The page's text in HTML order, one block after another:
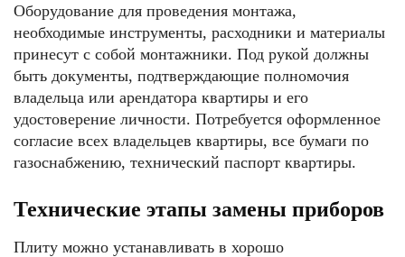
Оборудование для проведения монтажа,
необходимые инструменты, расходники и материалы
принесут с собой монтажники. Под рукой должны
быть документы, подтверждающие полномочия
владельца или арендатора квартиры и его
удостоверение личности. Потребуется оформленное
согласие всех владельцев квартиры, все бумаги по
газоснабжению, технический паспорт квартиры.
Технические этапы замены приборов
Плиту можно устанавливать в хорошо